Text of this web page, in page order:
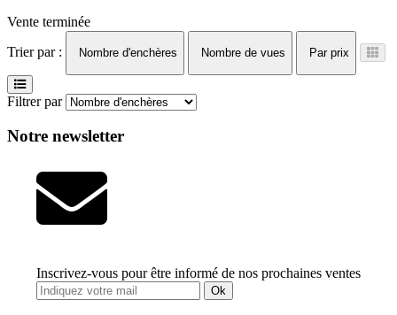
Vente terminée
Trier par :
Nombre d'enchères Nombre de vues Par prix
Filtrer par
Notre newsletter
Inscrivez-vous pour être informé de nos prochaines ventes
Ok